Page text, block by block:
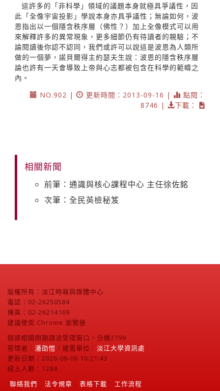
這許多的「非科學」領域的議題本身就極具爭議性，因
此「全像宇宙投影」學說本身亦具爭議性；無論如何，波
恩指出以一個隱含秩序層（佛性？）加上全像模式可以用
來解釋許多的異常現象，更多細節仍有待讀者的親驗；不
論閱讀後你認不認同，我們或許可以說這是波恩為人類所
做的一個夢，諾貝爾得主約瑟夫生說：波恩的隱含秩序層
論也許有一天會導致上帝與心志都被包含在科學的範疇之
內。
NO.902 |
更新時間：2013-09-16 |
點閱：
8746 |
下載：
相關新聞
前筆：通識與核心課程中心 主任徐佐銘
次筆：全民英檢秘笈
版權所有：淡江時報與媒體中心
電話：02-26250584
傳真：02-26214169
建議使用 Chrome 瀏覽器
個資相關問題請洽受理窗口，分機2799
管理者： 潘劭愷 / 建置單位： 淡江大學資訊處
更新日期：2026-08-06 10:21:43
線上人數：1284
聯絡我們
法令規章 表格下載
工作流程